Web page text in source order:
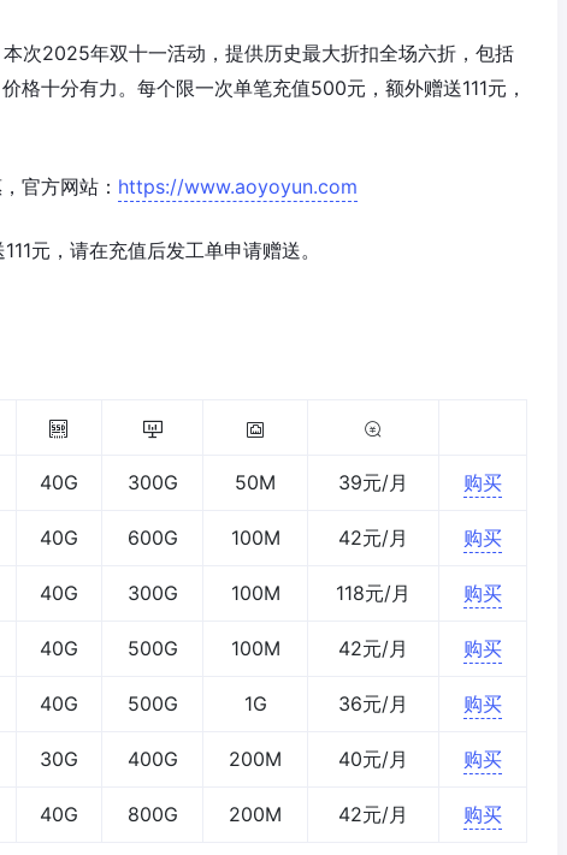
次2025年双十一活动，提供历史最大折扣全场六折，包括
格十分有力。每个限一次单笔充值500元，额外赠送111元，
官方网站： https://www.aoyoyun.com
元，请在充值后发工单申请赠送。
40G 300G 50M 39元/月 购买
40G 600G 100M 42元/月 购买
40G 300G 100M 118元/月 购买
40G 500G 100M 42元/月 购买
40G 500G 1G 36元/月 购买
30G 400G 200M 40元/月 购买
40G 800G 200M 42元/月 购买